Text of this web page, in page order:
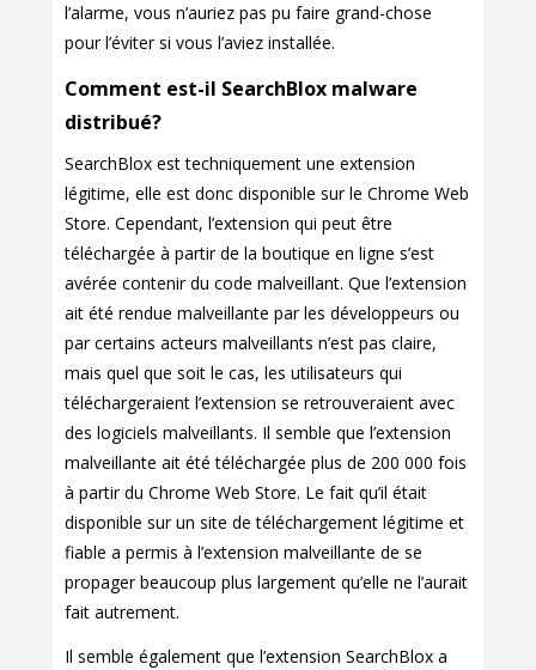
l’alarme, vous n’auriez pas pu faire grand-chose
pour l’éviter si vous l’aviez installée.
Comment est-il SearchBlox malware
distribué?
SearchBlox est techniquement une extension
légitime, elle est donc disponible sur le Chrome Web
Store. Cependant, l’extension qui peut être
téléchargée à partir de la boutique en ligne s’est
avérée contenir du code malveillant. Que l’extension
ait été rendue malveillante par les développeurs ou
par certains acteurs malveillants n’est pas claire,
mais quel que soit le cas, les utilisateurs qui
téléchargeraient l’extension se retrouveraient avec
des logiciels malveillants. Il semble que l’extension
malveillante ait été téléchargée plus de 200 000 fois
à partir du Chrome Web Store. Le fait qu’il était
disponible sur un site de téléchargement légitime et
fiable a permis à l’extension malveillante de se
propager beaucoup plus largement qu’elle ne l’aurait
fait autrement.
Il semble également que l’extension SearchBlox a